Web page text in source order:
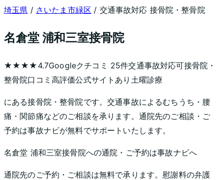
埼玉県 / さいたま市緑区 / 交通事故対応 接骨院・整骨院
名倉堂 浦和三室接骨院
★★★★ 4.7Googleクチコミ 25件交通事故対応可接骨院・
整骨院口コミ高評価公式サイトあり 土曜診療
にある接骨院・整骨院です。交通事故によるむちうち・腰
痛・関節痛などのご相談を承ります。通院先のご相談・ご
予約は事故ナビが無料でサポートいたします。
名倉堂 浦和三室接骨院への通院・ご予約は事故ナビへ
通院先のご予約・ご相談は無料で承ります。慰謝料の弁護